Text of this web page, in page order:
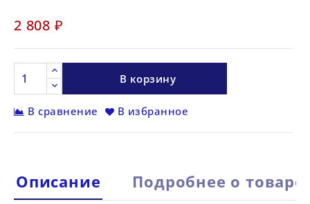
2 808 ₽
В корзину
В сравнение В избранное
Описание Подробнее о товаре